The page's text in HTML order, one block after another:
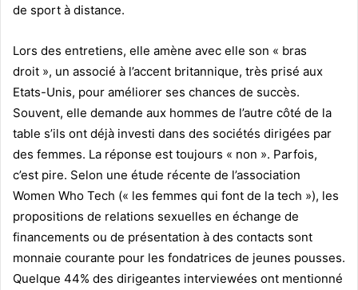
de sport à distance.
Lors des entretiens, elle amène avec elle son « bras
droit », un associé à l’accent britannique, très prisé aux
Etats-Unis, pour améliorer ses chances de succès.
Souvent, elle demande aux hommes de l’autre côté de la
table s’ils ont déjà investi dans des sociétés dirigées par
des femmes. La réponse est toujours « non ». Parfois,
c’est pire. Selon une étude récente de l’association
Women Who Tech (« les femmes qui font de la tech »), les
propositions de relations sexuelles en échange de
financements ou de présentation à des contacts sont
monnaie courante pour les fondatrices de jeunes pousses.
Quelque 44% des dirigeantes interviewées ont mentionné